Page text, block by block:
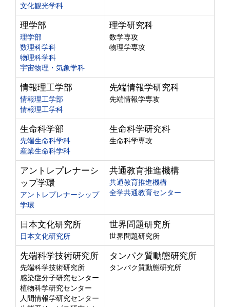
文化観光学科
理学部
理学部
数理科学科
物理科学科
宇宙物理・気象学科
理学研究科
数学専攻
物理学専攻
情報理工学部
情報理工学部
情報理工学科
先端情報学研究科
先端情報学専攻
生命科学部
先端生命科学科
産業生命科学科
生命科学研究科
生命科学専攻
アントレプレナーシ
ップ学環
アントレプレナーシップ
学環
共通教育推進機構
共通教育推進機構
全学共通教育センター
日本文化研究所
日本文化研究所
世界問題研究所
世界問題研究所
先端科学技術研究所
先端科学技術研究所
感染症分子研究センター
植物科学研究センター
人間情報学研究センター
タンパク質動態研究所
タンパク質動態研究所